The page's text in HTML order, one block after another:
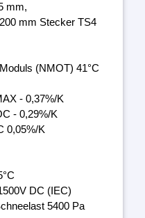
mm,
mm Stecker TS4
(NMOT) 41°C
- 0,37%/K
- 0,29%/K
0,05%/K
DC (IEC)
5400 Pa